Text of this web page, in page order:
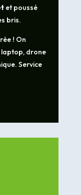
et poussé
bris.
! On
laptop, drone
Service